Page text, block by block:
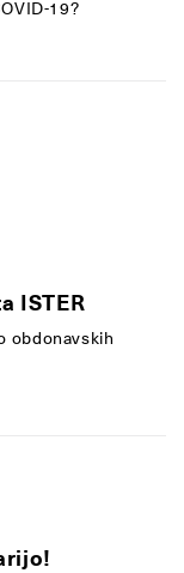
19?
ISTER
obdonavskih